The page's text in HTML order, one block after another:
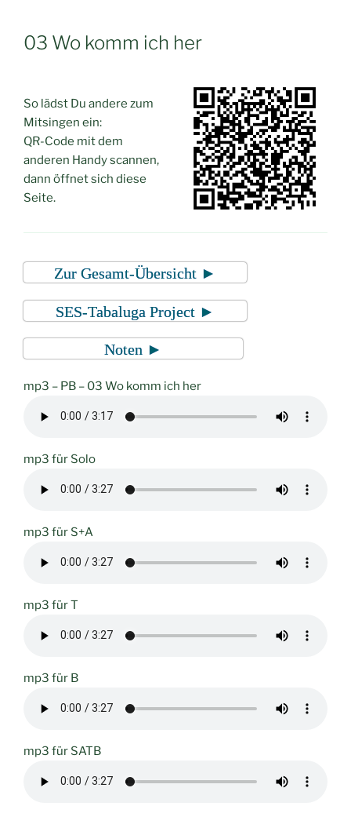
springen03 Wo komm ich her
So lädst Du andere zum
Mitsingen ein:
QR-Code mit dem
anderen Handy scannen,
dann öffnet sich diese
Seite.
Zur Gesamt-Übersicht ►
SES-Tabaluga Project ►
Noten ►
mp3 – PB – 03 Wo komm ich her
mp3 für Solo
mp3 für S+A
mp3 für T
mp3 für B
mp3 für SATB